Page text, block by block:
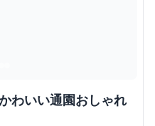
わいい通園おしゃれ